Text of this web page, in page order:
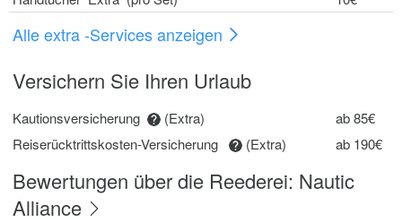
Alle extra -Services anzeigen
Versichern Sie Ihren Urlaub
Kautionsversicherung (Extra)
ab 85€
Reiserücktrittskosten-Versicherung
(Extra) ab 190€
Bewertungen über die Reederei: Nautic
Alliance